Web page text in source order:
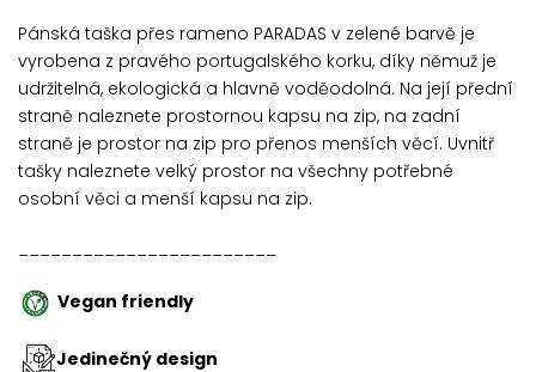
Pánská taška přes rameno PARADAS v zelené barvě je
vyrobena z pravého portugalského korku, díky němuž je
udržitelná, ekologická a hlavně voděodolná. Na její přední
straně naleznete prostornou kapsu na zip, na zadní
straně je prostor na zip pro přenos menších věcí. Uvnitř
tašky naleznete velký prostor na všechny potřebné
osobní věci a menší kapsu na zip.
Vegan friendly
Jedinečný design